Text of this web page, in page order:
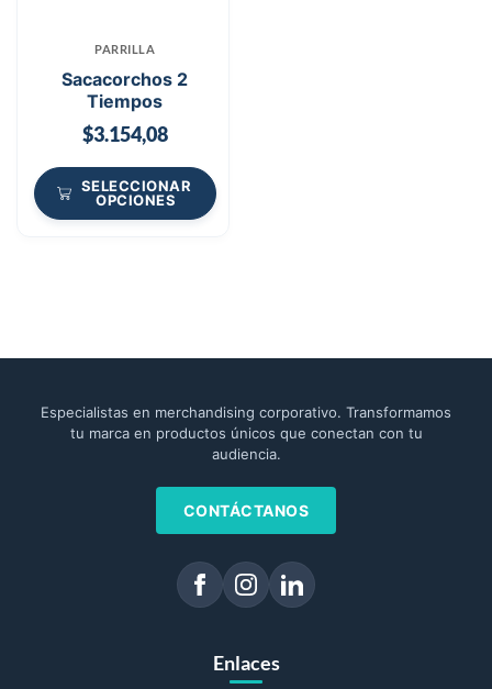
PARRILLA
Sacacorchos 2
Tiempos
$3.154,08
SELECCIONAR
OPCIONES
Especialistas en merchandising corporativo. Transformamos
tu marca en productos únicos que conectan con tu
audiencia.
CONTÁCTANOS
Enlaces